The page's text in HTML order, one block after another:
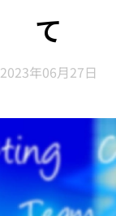
て
2023年06月27日